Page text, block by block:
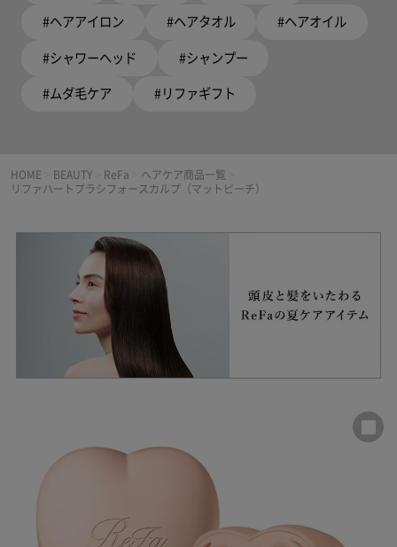
#ヘアアイロン #ヘアタオル #ヘアオイル
#シャワーヘッド #シャンプー
#ムダ毛ケア #リファギフト
HOME BEAUTY ReFa ヘアケア商品一覧
リファハートブラシフォースカルプ（マットピーチ）